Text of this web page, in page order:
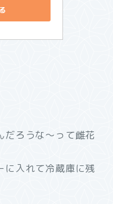
だろうな～って雌花
に入れて冷蔵庫に残